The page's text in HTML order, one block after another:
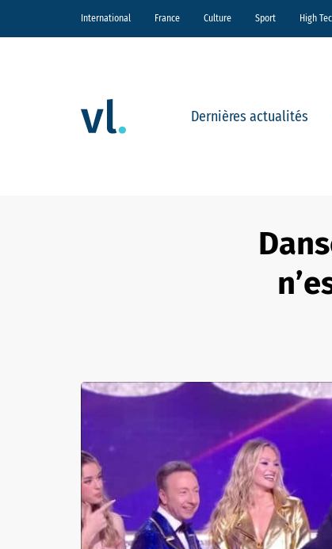
International France Culture Sport High
Dernières actualités